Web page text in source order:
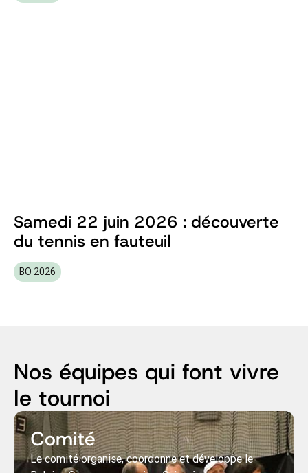
Samedi 22 juin 2026 : découverte
du tennis en fauteuil
BO 2026
Nos équipes qui font vivre
le tournoi
Comité
Le comité organise, coordonne et développe le